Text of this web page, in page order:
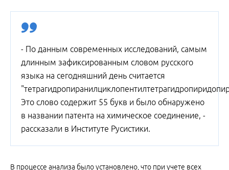
- По данным современных исследований, самым
длинным зафиксированным словом русского
языка на сегодняшний день считается
Это слово содержит 55 букв и было обнаружено
в названии патента на химическое соединение, -
рассказали в Институте Русистики.
В процессе анализа было установлено, что при учете всех